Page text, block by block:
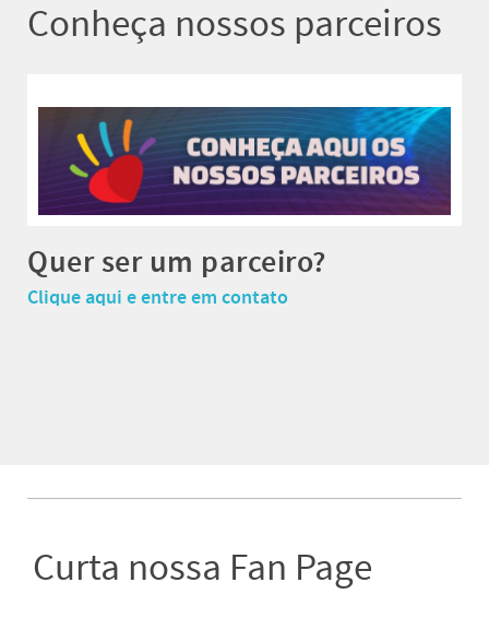
Conheça nossos parceiros
Quer ser um parceiro?
Clique aqui e entre em contato
Curta nossa Fan Page